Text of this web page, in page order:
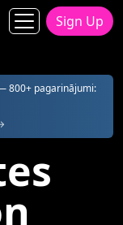
Sign Up
800+ pagarinājumi: